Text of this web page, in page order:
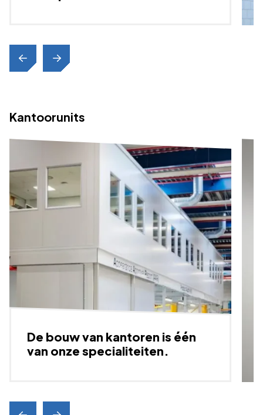
Kantoorunits
De bouw van kantoren is één
van onze specialiteiten.